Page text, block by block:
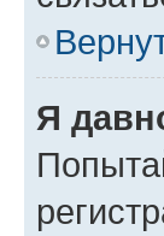
Я